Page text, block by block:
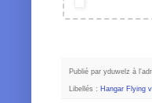
Publié par yduwelz à
Libellés : Hangar Flying